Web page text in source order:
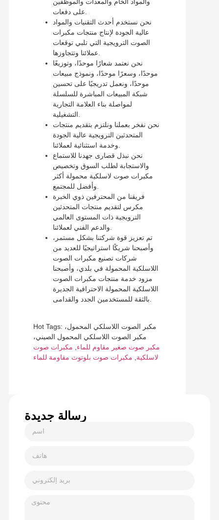
نحن نستخدم أحدث التقنيات والمواد
عالية الجودة لإنتاج منتجات مكبرات
الصوت الترويجية التي تلبي توقعات
نحن نعتمد شعارًا موحدًا، وتوزيعًا
موحدًا، وسعرًا موحدًا، ونموذج مبيعات
موحدًا، ونعمل تدريجيًا على تحسين
شبكة المبيعات المباشرة للسلسلة
لمواصلة بناء العلامة التجارية
نحن نفخر بعملنا ونلتزم بتقديم منتجات
المتحدثين الترويجية عالية الجودة
نحن نبذل قصارى جهدنا للاستماع
والاستجابة لطلب السوق وتخصيص
مكبرات صوت لاسلكية محمولة أكثر
فريقنا من المحترفين ذوي الخبرة
مكرس لتقديم منتجات المتحدثين
الترويجية ذات المستوى العالمي
تم تعزيز قوة شركتنا بشكل مستمر،
وأصبحنا شريكًا استراتيجيًا للعديد من
شركات تصنيع مكبرات الصوت
اللاسلكية المحمولة في بلدي، وأصبحنا
مزود خدمة منتجات مكبرات الصوت
اللاسلكية المحمولة الاحترافية الجديرة
Hot Tags: مكبر الصوت اللاسلكي المحمول،
مكبر الصوت اللاسلكي المحمول الصيني،
مكبر صوت صغير مقاوم للماء, مكبرات صوت
لاسلكية,
رسالة جديدة